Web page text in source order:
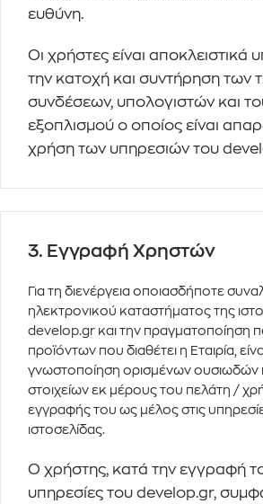
ευθύνη.
Οι χρήστες είναι αποκλειστικά
την κατοχή και συντήρηση των
συνδέσεων, υπολογιστών και
εξοπλισμού ο οποίος είναι
χρήση των υπηρεσιών του
3. Εγγραφή Χρηστών
Για τη διενέργεια οποιασδήποτε
ηλεκτρονικού καταστήματος της
develop.gr και την πραγματοποίηση
προϊόντων που διαθέτει η Εταιρία,
γνωστοποίηση ορισμένων
στοιχείων εκ μέρους του πελάτη /
εγγραφής του ως μέλος στις
ιστοσελίδας.
Ο χρήστης, κατά την εγγραφή
υπηρεσίες του develop.gr,